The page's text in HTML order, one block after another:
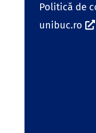
Politică de
unibuc.ro